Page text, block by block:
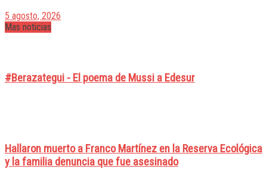
5 agosto, 2026
Mas noticias
#Berazategui - El poema de Mussi a Edesur
Hallaron muerto a Franco Martínez en la Reserva Ecológica
y la familia denuncia que fue asesinado